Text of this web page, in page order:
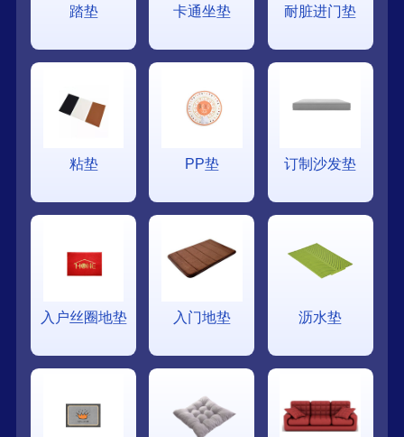
踏垫 卡通坐垫 耐脏进门垫
粘垫 PP垫 订制沙发垫
入户丝圈地垫 入门地垫 沥水垫